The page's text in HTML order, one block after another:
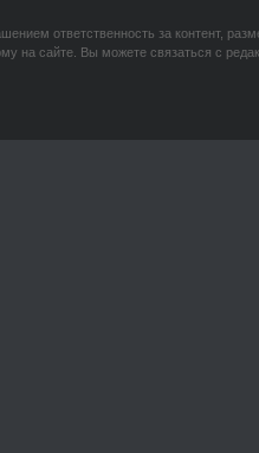
ответственность за контент,
на сайте. Вы можете связаться с